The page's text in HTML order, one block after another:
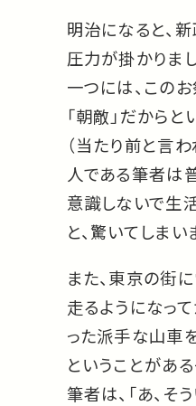
明治になると、
圧力が掛かりまし
一つには、この
「朝敵」だからと
（当たり前と言
人である筆者は
意識しないで生活
と、驚いてしまい
また、東京の街
走るようになっ
った派手な山車
ということがある
筆者は、「あ、そ